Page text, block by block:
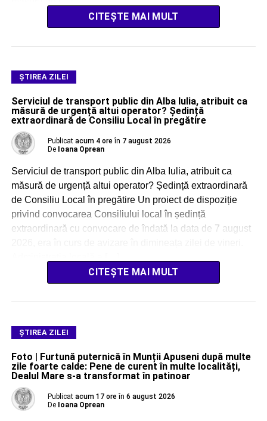
CITEȘTE MAI MULT
ŞTIREA ZILEI
Serviciul de transport public din Alba Iulia, atribuit ca
măsură de urgență altui operator? Ședință
extraordinară de Consiliu Local în pregătire
Publicat acum 4 ore în 7 august 2026
De Ioana Oprean
Serviciul de transport public din Alba Iulia, atribuit ca
măsură de urgență altui operator? Ședință extraordinară
de Consiliu Local în pregătire Un proiect de dispoziție
privind convocarea Consiliului local în ședință
extraordinară cu convocare de îndată la data de 7 august
CITEȘTE MAI MULT
ŞTIREA ZILEI
Foto | Furtună puternică în Munții Apuseni după multe
zile foarte calde: Pene de curent în multe localități,
Dealul Mare s-a transformat în patinoar
Publicat acum 17 ore în 6 august 2026
De Ioana Oprean